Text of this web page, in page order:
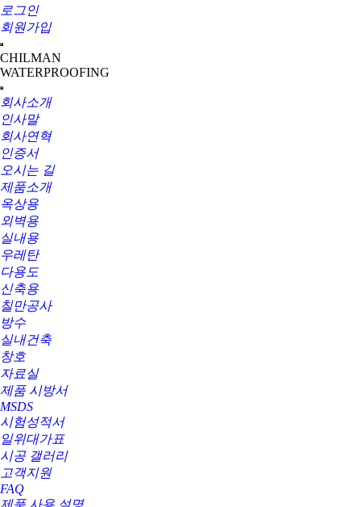
로그인
회원가입
CHILMAN
WATERPROOFING
회사소개
인사말
회사연혁
인증서
오시는 길
제품소개
옥상용
외벽용
실내용
우레탄
다용도
신축용
칠만공사
방수
실내건축
창호
자료실
제품 시방서
MSDS
시험성적서
일위대가표
시공 갤러리
고객지원
FAQ
제품 사용 설명